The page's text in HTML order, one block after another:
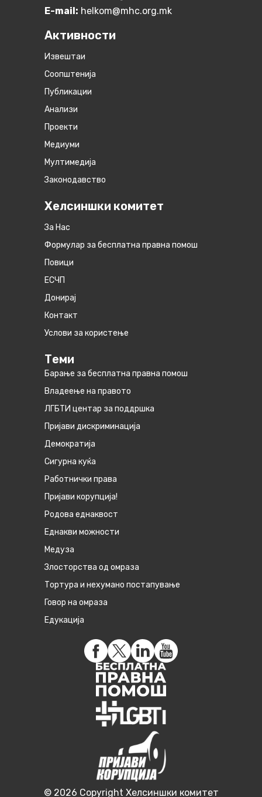
E-mail: helkom@mhc.org.mk
Активности
Извештаи
Соопштенија
Публикации
Анализи
Проекти
Медиуми
Мултимедија
Законодавство
Хелсиншки комитет
За Нас
Формулар за бесплатна правна помош
Повици
ЕСЧП
Донирај
Контакт
Услови за користење
Теми
Барање за бесплатна правна помош
Владеење на правото
ЛГБТИ центар за поддршка
Пријави дискриминација
Демократија
Сигурна куќа
Работнички права
Пријави корупција!
Родова еднаквост
Eднакви можности
Медуза
Злосторства од омраза
Тортура и нехумано постапување
Говор на омраза
Едукација
© 2026 Copyright Хелсиншки комитет